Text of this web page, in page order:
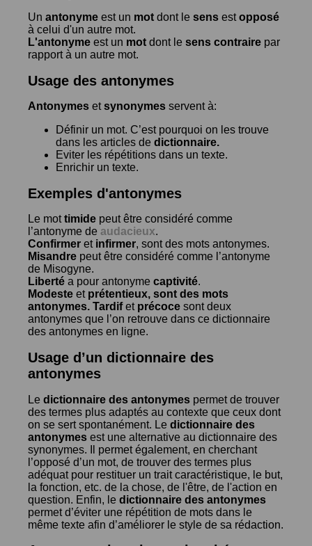
Un antonyme est un mot dont le sens estopposé
à celui d'un autre mot.
L'antonyme est un mot dont le sens contraire par
rapport à un autre mot.
Usage des antonymes
Antonymes etsynonymes servent à:
Définir un mot. C’est pourquoi on les trouve
dans les articles de dictionnaire.
Eviter les répétitions dans un texte.
Enrichir un texte.
Exemples d'antonymes
Le mottimide peut être considéré comme
l’antonyme de audacieux.
Confirmer et infirmer, sont des mots antonymes.
Misandre peut être considéré comme l’antonyme
de Misogyne.
Liberté a pour antonyme captivité.
Modeste et prétentieux, sont des mots
antonymes. Tardifet précoce sont deux
antonymes que l’on retrouve dans ce dictionnaire
des antonymes en ligne.
Usage d’un dictionnaire des
antonymes
Le dictionnaire des antonymes permet de trouver
des termes plus adaptés au contexte que ceux dont
on se sert spontanément. Le dictionnaire des
antonymes est une alternative au dictionnaire des
synonymes. Il permet également, en cherchant
l’opposé d’un mot, de trouver des termes plus
adéquat pour restituer un trait caractéristique, le but,
la fonction, etc. de la chose, de l'être, de l'action en
question. Enfin, le dictionnaire des antonymes
permet d’éviter une répétition de mots dans le
même texte afin d’améliorer le style de sa rédaction.